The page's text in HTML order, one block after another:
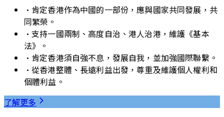
• 肯定香港作為中國的一部份，應與國家共同發展，共
同繁榮。
•支持一國兩制、高度自治、港人治港，維護《基本
法》。
• 肯定香港須自強不息，發展自我，並加強國際聯繫。
•從香港整體、長遠利益出發，尊重及維護個人權利和
個體利益。
了解更多